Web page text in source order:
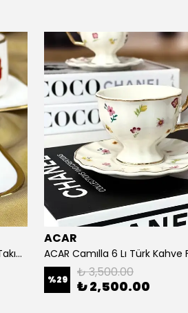
ACAR Leone 2 Kişilik Kahve Fincanı Takımı - 110 ml
ACAR
%29 ₺ 3,500.00
₺ 2,500.00